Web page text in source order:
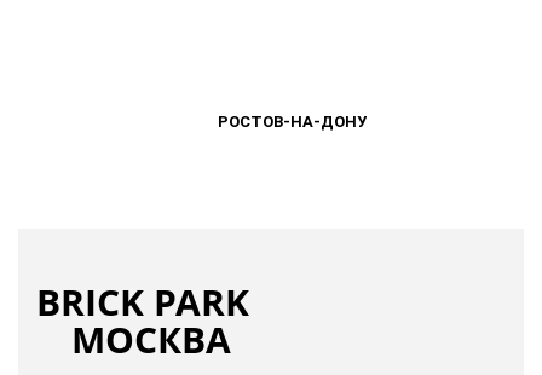
РОСТОВ-НА-ДОНУ
РОСТОВ-НА-ДОНУ
BRICK PARK
МОСКВА